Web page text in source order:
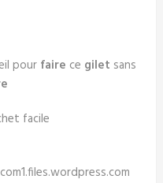
pour faire ce gilet sans